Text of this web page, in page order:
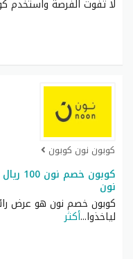
لا تفوت الفرصة واستخدم
كوبون نون كوبون
نون
كوبون خصم نون هو عرض
لياخذوا...أكثر